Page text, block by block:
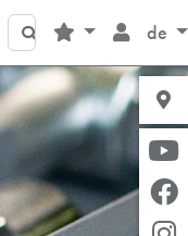
Suche de